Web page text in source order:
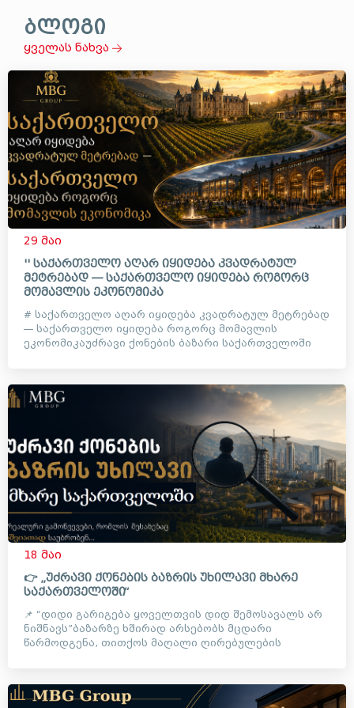
ბლოგი
ყველას ნახვა
29 მაი
'' საქართველო აღარ იყიდება კვადრატულ
მეტრებად — საქართველო იყიდება როგორც
მომავლის ეკონომიკა
# საქართველო აღარ იყიდება კვადრატულ მეტრებად
— საქართველო იყიდება როგორც მომავლის
ეკონომიკაუძრავი ქონების ბაზარი საქართველოში
18 მაი
👉 „უძრავი ქონების ბაზრის უხილავი მხარე
საქართველოში“
📌 “დიდი გარიგება ყოველთვის დიდ შემოსავალს არ
ნიშნავს”ბაზარზე ხშირად არსებობს მცდარი
წარმოდგენა, თითქოს მაღალი ღირებულების